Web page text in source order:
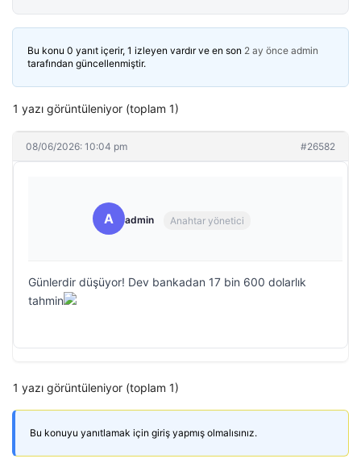
Bu konu 0 yanıt içerir, 1 izleyen vardır ve en son 2 ay önce admin
tarafından güncellenmiştir.
1 yazı görüntüleniyor (toplam 1)
08/06/2026: 10:04 pm #26582
A admin Anahtar yönetici
Günlerdir düşüyor! Dev bankadan 17 bin 600 dolarlık
tahmin
1 yazı görüntüleniyor (toplam 1)
Bu konuyu yanıtlamak için giriş yapmış olmalısınız.